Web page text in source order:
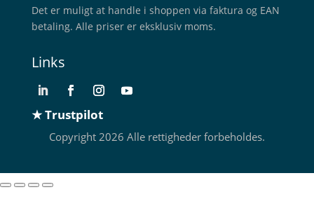
Det er muligt at handle i shoppen via faktura og EAN
betaling. Alle priser er eksklusiv moms.
Links
★ Trustpilot
Copyright 2026 Alle rettigheder forbeholdes.